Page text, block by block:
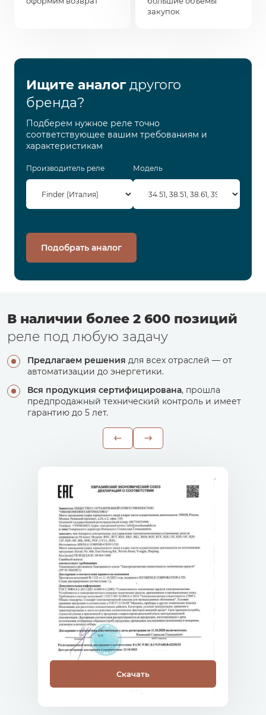
закупок
Ищите аналогдругого
бренда?
Подберем нужное реле точно
соответствующее вашим требованиям и
характеристикам
Производитель реле Модель
Подобрать аналог
В наличии более 2 600 позиций
реле под любую задачу
Предлагаем решения для всех отраслей — от
автоматизации до энергетики.
Вся продукция сертифицирована, прошла
предпродажный технический контроль и имеет
гарантию до 5 лет.
Скачать